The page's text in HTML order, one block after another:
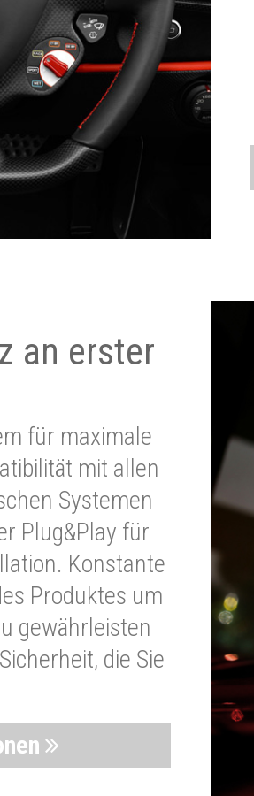
an erster
für maximale
mit allen
Systemen
Plug&Play für
Konstante
Produktes um
gewährleisten
die Sie